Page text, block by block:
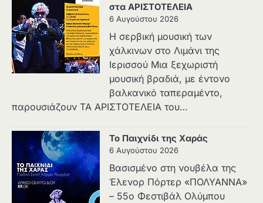
στα ΑΡΙΣΤΟΤΕΛΕΙΑ
6 Αυγούστου 2026
Η σερβική μουσική των
χάλκινων στο Λιμάνι της
Ιερισσού Μια ξεχωριστή
μουσική βραδιά, με έντονο
βαλκανικό ταπεραμέντο,
παρουσιάζουν ΤΑ ΑΡΙΣΤΟΤΕΛΕΙΑ του…
Το Παιχνίδι της Χαράς
6 Αυγούστου 2026
Βασισμένο στη νουβέλα της
Έλενορ Πόρτερ «ΠΟΛΥΑΝΝΑ»
– 55ο Φεστιβάλ Ολύμπου